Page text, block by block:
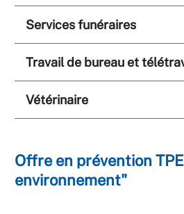
Services funéraires
Travail de bureau et
Vétérinaire
Offre en prévention
environnement"